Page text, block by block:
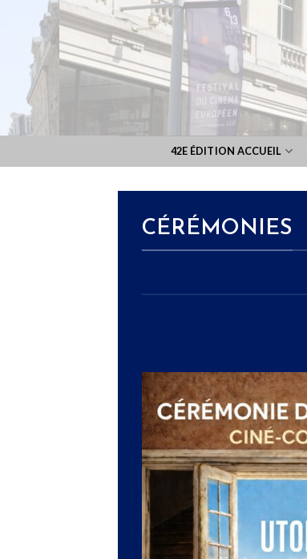
content
42E ÉDITION ACCUEIL
CÉRÉMONIES